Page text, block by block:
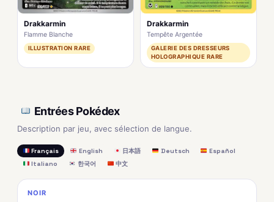
Drakkarmin
Flamme Blanche
ILLUSTRATION RARE
Drakkarmin
Tempête Argentée
GALERIE DES DRESSEURS
HOLOGRAPHIQUE RARE
Entrées Pokédex
Description par jeu, avec sélection de langue.
Français English 日本語 Deutsch
Español
Italiano
한국어 中文
NOIR